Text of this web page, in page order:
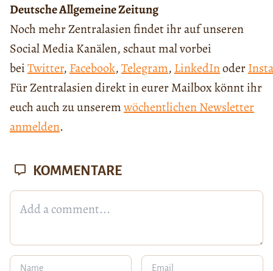
Deutsche Allgemeine Zeitung
Noch mehr Zentralasien findet ihr auf unseren
Social Media Kanälen, schaut mal vorbei
beiTwitter, Facebook,Telegram, LinkedInoder
Für Zentralasien direkt in eurer Mailbox könnt ihr
euch auch zu unseremwöchentlichen Newsletter
anmelden.
KOMMENTARE